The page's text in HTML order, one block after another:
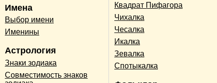
Имена
Выбор имени
Именины
Астрология
Знаки зодиака
Совместимость знаков
Квадрат Пифагора
Чихалка
Чесалка
Икалка
Зевалка
Спотыкалка